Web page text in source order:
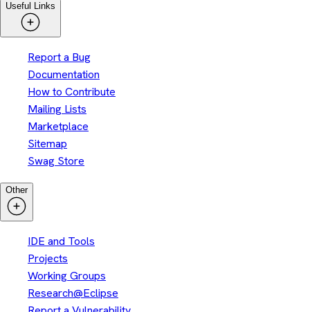
Useful Links
Report a Bug
Documentation
How to Contribute
Mailing Lists
Marketplace
Sitemap
Swag Store
Other
IDE and Tools
Projects
Working Groups
Research@Eclipse